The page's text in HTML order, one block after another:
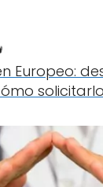
Europeo:
solicitarlo